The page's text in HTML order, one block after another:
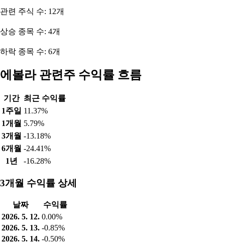
관련 주식 수: 12개
상승 종목 수: 4개
하락 종목 수: 6개
에볼라 관련주 수익률 흐름
기간 최근 수익률
1주일 11.37%
1개월 5.79%
3개월 -13.18%
6개월 -24.41%
1년
-16.28%
3개월 수익률 상세
날짜
수익률
2026. 5. 12. 0.00%
2026. 5. 13. -0.85%
2026. 5. 14. -0.50%